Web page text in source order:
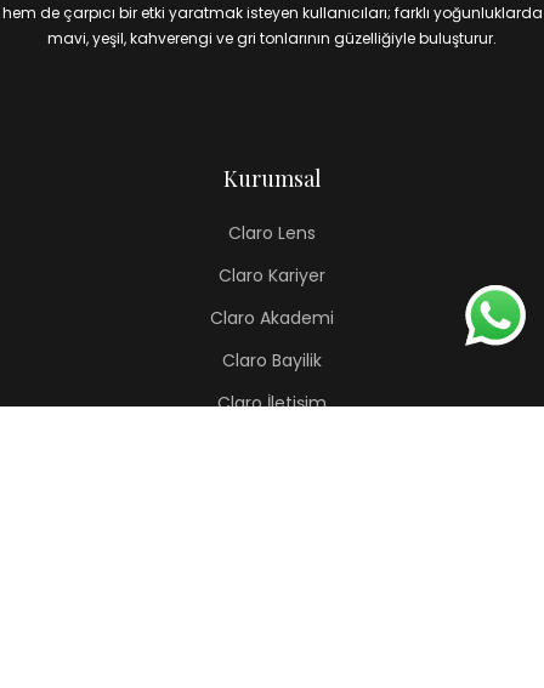
hem de çarpıcı bir etki yaratmak isteyen kullanıcıları; farklı yoğunluklarda
mavi, yeşil, kahverengi ve gri tonlarının güzelliğiyle buluşturur.
Kurumsal
Claro Lens
Claro Kariyer
Claro Akademi
Claro Bayilik
Claro İletişim